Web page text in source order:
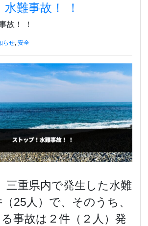
難事故！ ！
故！ ！
らせ 安全
三重県内で発生した水難
25人）で、そのうち、
事故は２件（２人）発